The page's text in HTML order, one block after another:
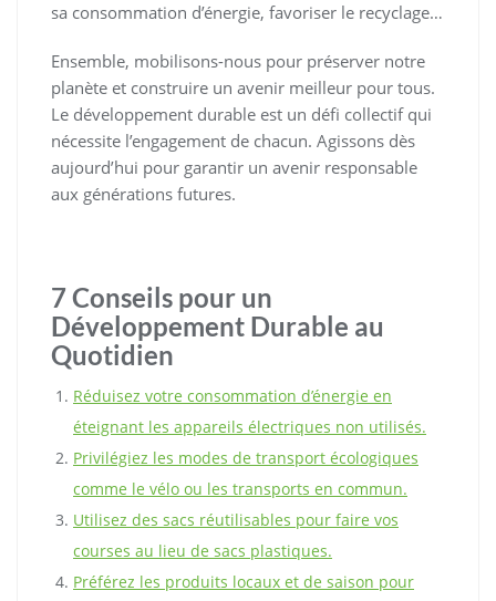
sa consommation d’énergie, favoriser le recyclage…
Ensemble, mobilisons-nous pour préserver notre
planète et construire un avenir meilleur pour tous.
Le développement durable est un défi collectif qui
nécessite l’engagement de chacun. Agissons dès
aujourd’hui pour garantir un avenir responsable
aux générations futures.
7 Conseils pour un
Développement Durable au
Quotidien
Réduisez votre consommation d’énergie en
éteignant les appareils électriques non utilisés.
Privilégiez les modes de transport écologiques
comme le vélo ou les transports en commun.
Utilisez des sacs réutilisables pour faire vos
courses au lieu de sacs plastiques.
Préférez les produits locaux et de saison pour